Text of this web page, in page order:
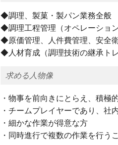
◆調理、製菓・製パン業務全般
◆調理工程管理（オペレーショ
◆原価管理、人件費管理、安全
◆人材育成（調理技術の継承ト
求める人物像
・物事を前向きにとらえ、積極
・チームプレイヤーであり、社
・細かな作業が得意な方
・同時進行で複数の作業を行う